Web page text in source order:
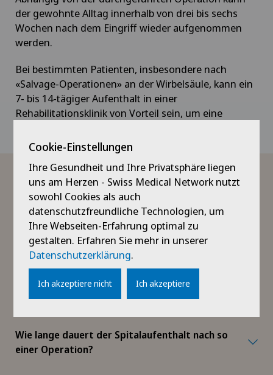
der gewohnte Alltag innerhalb von drei bis sechs
Wochen nach dem Eingriff wieder aufgenommen
werden.
Bei bestimmten Patienten, insbesondere nach
«Salvage-Operationen» an der Wirbelsäule, kann ein
7- bis 14-tägiger Aufenthalt in einer
Rehabilitationsklinik von Vorteil sein, um eine
FAQ
Wann sollte man zur Neurochirurgin oder zum
Neurochirurgen?
Was ist der Unterschied zwischen
Wirbelsäulenchirurgie und Neurochirurgie?
Wie lange dauert der Spitalaufenthalt nach so
einer Operation?
Cookie-Einstellungen
Ihre Gesundheit und Ihre Privatsphäre liegen
uns am Herzen - Swiss Medical Network nutzt
sowohl Cookies als auch
datenschutzfreundliche Technologien, um
Ihre Webseiten-Erfahrung optimal zu
gestalten. Erfahren Sie mehr in unserer
Datenschutzerklärung.
Ich akzeptiere nicht Ich akzeptiere